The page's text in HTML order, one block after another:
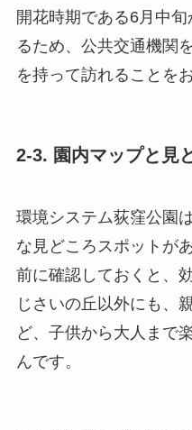
開花時期である6月中
るため、公共交通機関
を持って訪れることを
2-3. 園内マップと見
環境システム荻窪公園
な見どころスポットが
前に確認しておくと、
じさいの丘以外にも、
ど、子供から大人まで
んです。